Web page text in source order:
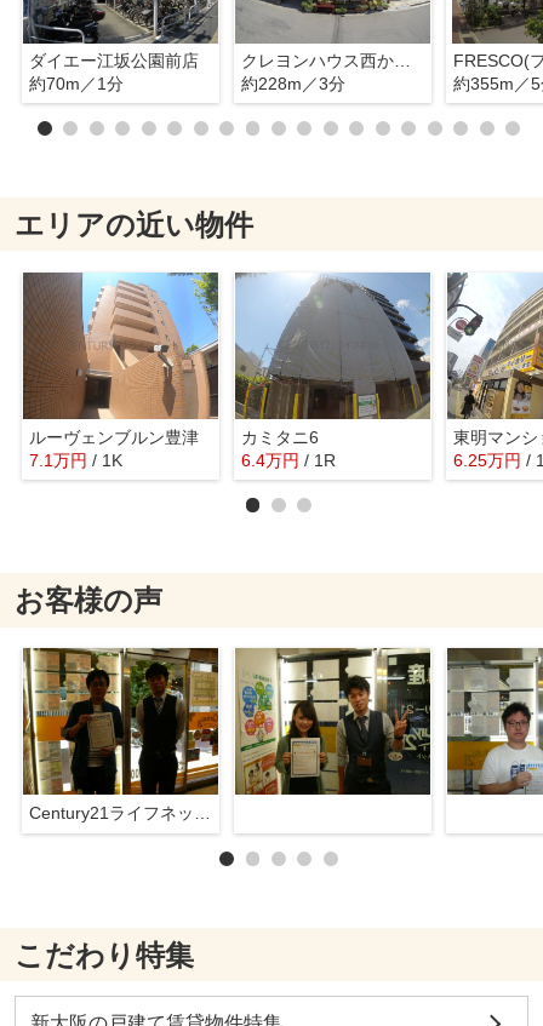
ダイエー江坂公園前店
約70m／1分
クレヨンハウス西からの旬菜便
約228m／3分
約355m／
エリアの近い物件
ルーヴェンブルン豊津
7.1万円 / 1K
カミタニ6
6.4万円 / 1R
東明マンシ
6.25万円 /
お客様の声
こだわり特集